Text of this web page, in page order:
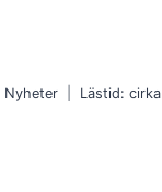
Nyheter Lästid: cirka